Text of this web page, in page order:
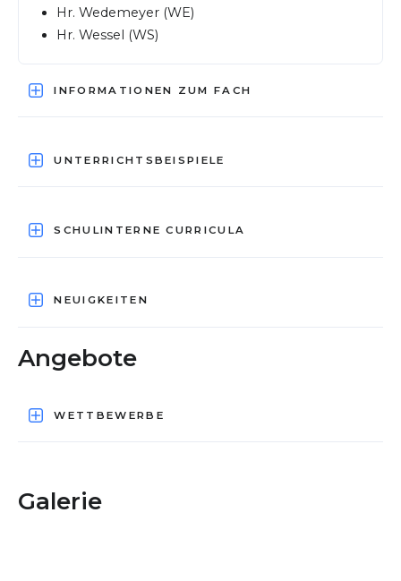
Hr. Wedemeyer (WE)
Hr. Wessel (WS)
INFORMATIONEN ZUM FACH
UNTERRICHTSBEISPIELE
SCHULINTERNE CURRICULA
NEUIGKEITEN
Angebote
WETTBEWERBE
Galerie